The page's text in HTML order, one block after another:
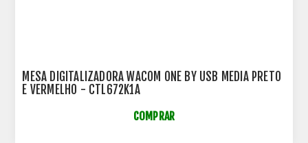
MESA DIGITALIZADORA WACOM ONE BY USB MEDIA PRETO
E VERMELHO - CTL672K1A
COMPRAR